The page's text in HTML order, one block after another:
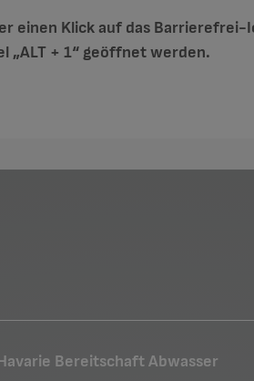
einen Klick auf das Barrierefrei-
„ALT + 1“ geöffnet werden.
Bereitschaft Abwasser